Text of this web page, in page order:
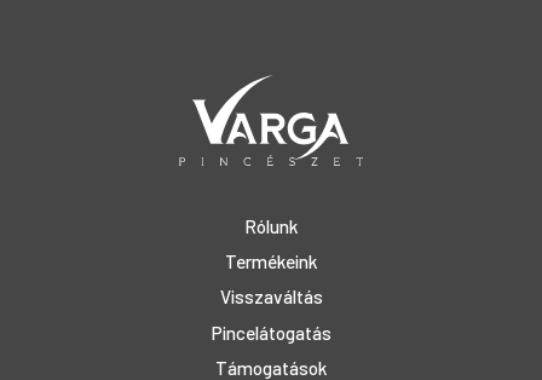
Rólunk
Termékeink
Visszaváltás
Pincelátogatás
Támogatások